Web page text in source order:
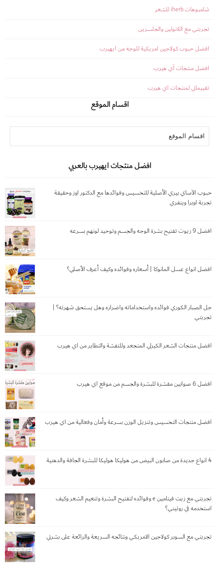
شامبوهات iherb للشعر
تجربتي مع اللانولين والجلسرين
افضل حبوب كولاجين امريكية للوجه من ايهيرب
افضل منتجات آي هيرب
تقييماتي لمنتجات اي هيرب
اقسام الموقع
افضل منتجات ايهيرب بالعربي
حبوب الآساي بيري الأصلية للتخسيس وفوائدها مع الدكتور اوز وحقيقة
تجربة اوبرا وينفري
افضل 9 زيوت تفتيح بشرة الوجه والجسم وتوحيد لونهم بسرعه
افضل انواع عسل المانوكا | أسعاره وفوائده وكيف أعرف الأصلي؟
جل الصبار الكوري فوائده واستخداماته واضراره وهل يستحق شهرته؟ |
تجربتي
افضل منتجات الشعر الكيرلي المتجعد وللنفشة والتطاير من اي هيرب
افضل 6 صوابين مقشرة للبشرة والجسم من موقع اي هيرب
افضل منتجات التخسيس وتنزيل الوزن بسرعة وأمان وفعالية من اي هيرب
4 انواع جديدة من صابون البيض من هوليكا هوليكا للبشرة الجافة والدهنية
تجربتي مع زيت فيتامين e وفوائده لتفتيح البشرة وتنعيم الشعر وكيف
استخدمه في روتيني؟
تجربتي مع السوبر كولاجين الامريكي ونتائجه السريعة والرائعة على بشرتي